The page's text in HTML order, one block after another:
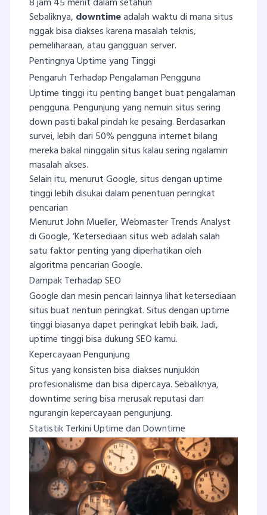
Sebaliknya, downtimeadalah waktu di mana situs
nggak bisa diakses karena masalah teknis,
pemeliharaan, atau gangguan server.
Pentingnya Uptime yang Tinggi
Pengaruh Terhadap Pengalaman Pengguna
Uptime tinggi itu penting banget buat pengalaman
pengguna. Pengunjung yang nemuin situs sering
down pasti bakal pindah ke pesaing. Berdasarkan
survei, lebih dari 50% pengguna internet bilang
mereka bakal ninggalin situs kalau sering ngalamin
masalah akses.
Selain itu, menurut Google, situs dengan uptime
tinggi lebih disukai dalam penentuan peringkat
pencarian
Menurut John Mueller, Webmaster Trends Analyst
di Google, ‘Ketersediaan situs web adalah salah
satu faktor penting yang diperhatikan oleh
algoritma pencarian Google.
Dampak Terhadap SEO
Google dan mesin pencari lainnya lihat ketersediaan
situs buat nentuin peringkat. Situs dengan uptime
tinggi biasanya dapet peringkat lebih baik. Jadi,
uptime tinggi bisa dukung SEO kamu.
Kepercayaan Pengunjung
Situs yang konsisten bisa diakses nunjukkin
profesionalisme dan bisa dipercaya. Sebaliknya,
downtime sering bisa merusak reputasi dan
ngurangin kepercayaan pengunjung.
Statistik Terkini Uptime dan Downtime